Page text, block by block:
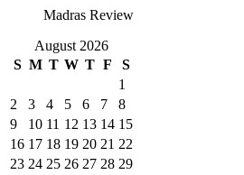
Madras Review
August 2026
S M T W T F
S
1
2
3 4 5 6 7
8
9
10 11 12 13 14 15
16 17 18 19 20 21 22
23 24 25 26 27 28 29